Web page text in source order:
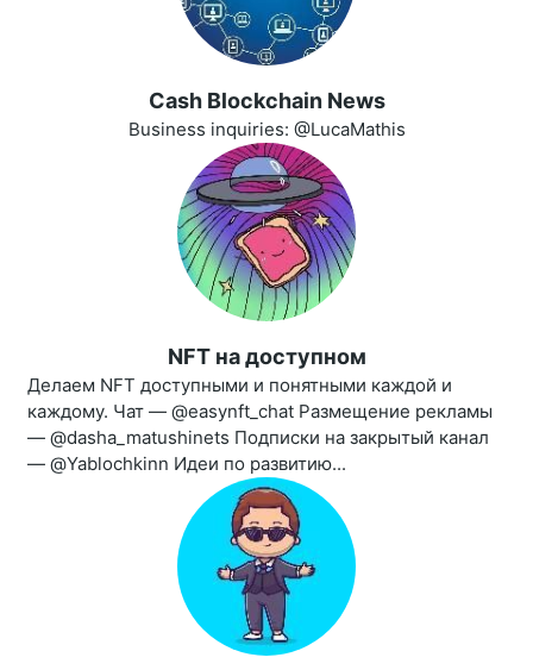
Cash Blockchain News
Business inquiries: @LucaMathis
NFT на доступном
Делаем NFT доступными и понятными каждой и
каждому. Чат — @easynft_chat Размещение рекламы
— @dasha_matushinets Подписки на закрытый канал
— @Yablochkinn Идеи по развитию...